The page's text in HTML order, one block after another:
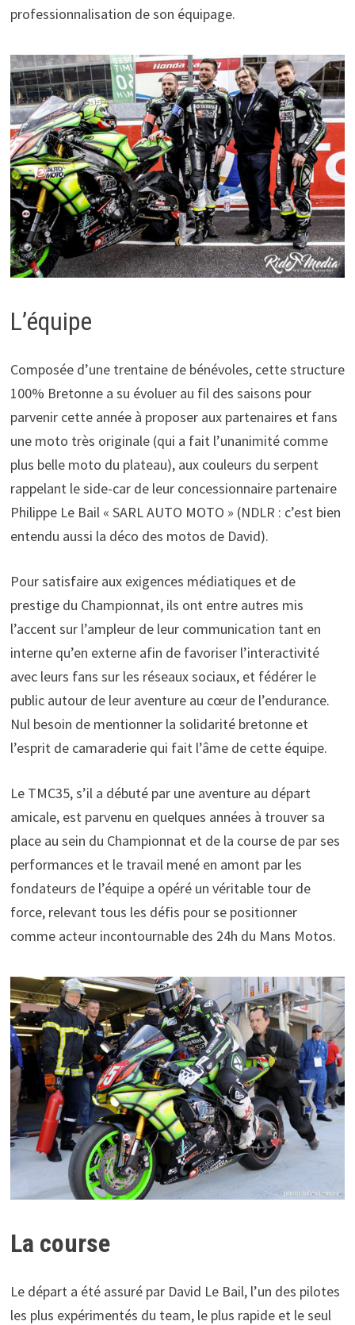
professionnalisation de son équipage.
L’équipe
Composée d’une trentaine de bénévoles, cette structure
100% Bretonne a su évoluer au fil des saisons pour
parvenir cette année à proposer aux partenaires et fans
une moto très originale (qui a fait l’unanimité comme
plus belle moto du plateau), aux couleurs du serpent
rappelant le side-car de leur concessionnaire partenaire
Philippe Le Bail « SARL AUTO MOTO » (NDLR : c’est bien
entendu aussi la déco des motos de David).
Pour satisfaire aux exigences médiatiques et de
prestige du Championnat, ils ont entre autres mis
l’accent sur l’ampleur de leur communication tant en
interne qu’en externe afin de favoriser l’interactivité
avec leurs fans sur les réseaux sociaux, et fédérer le
public autour de leur aventure au cœur de l’endurance.
Nul besoin de mentionner la solidarité bretonne et
l’esprit de camaraderie qui fait l’âme de cette équipe.
Le TMC35, s’il a débuté par une aventure au départ
amicale, est parvenu en quelques années à trouver sa
place au sein du Championnat et de la course de par ses
performances et le travail mené en amont par les
fondateurs de l’équipe a opéré un véritable tour de
force, relevant tous les défis pour se positionner
comme acteur incontournable des 24h du Mans Motos.
La course
Le départ a été assuré par David Le Bail, l’un des pilotes
les plus expérimentés du team, le plus rapide et le seul